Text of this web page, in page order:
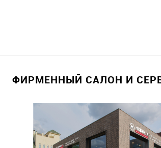
ФИРМЕННЫЙ САЛОН И